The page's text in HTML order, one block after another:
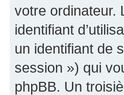
votre ordinateur.
identifiant
un identifiant de
session ») qui
phpBB. Un